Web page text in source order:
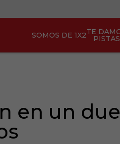
SOMOS DE 1X2TE
PISTAS
en un